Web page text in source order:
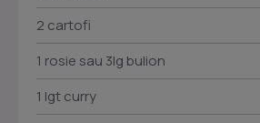
2 cartofi
1 rosie sau 3lg bulion
1 lgt curry